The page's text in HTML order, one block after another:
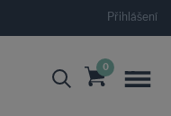
Přihlášení
0